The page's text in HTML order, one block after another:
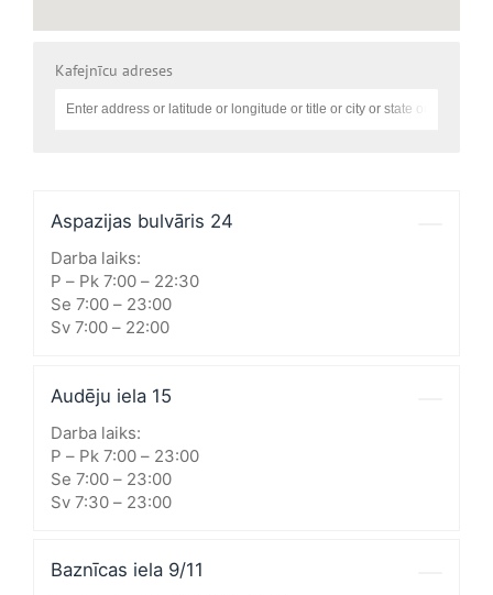
Kafejnīcu adreses
Aspazijas bulvāris 24
Darba laiks:
P – Pk 7:00 – 22:30
Se 7:00 – 23:00
Sv 7:00 – 22:00
Audēju iela 15
Darba laiks:
P – Pk 7:00 – 23:00
Se 7:00 – 23:00
Sv 7:30 – 23:00
Baznīcas iela 9/11